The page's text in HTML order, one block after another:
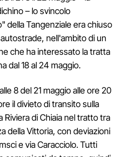
– lo svincolo
della Tangenziale era chiuso
nell'ambito di un
che ha interessato la tratta
dal 18 al 24 maggio.
8 del 21 maggio alle ore 20
il divieto di transito sulla
Riviera di Chiaia nel tratto tra
della Vittoria, con deviazioni
e via Caracciolo. Tutti